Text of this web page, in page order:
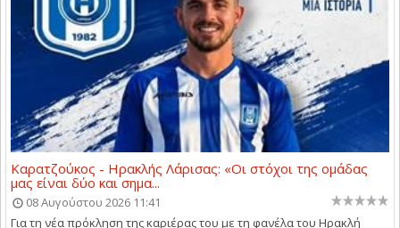
Καρατζούκος - Ηρακλής Λάρισας: «Οι στόχοι της ομάδας
μας είναι δύο και σημα...
08 Αυγούστου 2026 11:41
Για τη νέα πρόκληση της καριέρας του με τη φανέλα του Ηρακλή